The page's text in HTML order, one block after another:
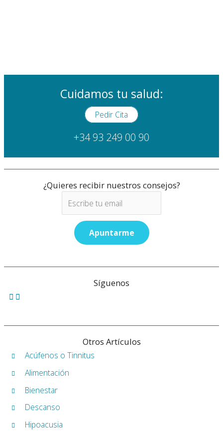
Cuidamos tu salud:
Pedir Cita
+34 93 249 00 90
¿Quieres recibir nuestros consejos?
Síguenos
Otros Artículos
Acúfenos o Tinnitus
Alimentación
Bienestar
Descanso
Hipoacusia